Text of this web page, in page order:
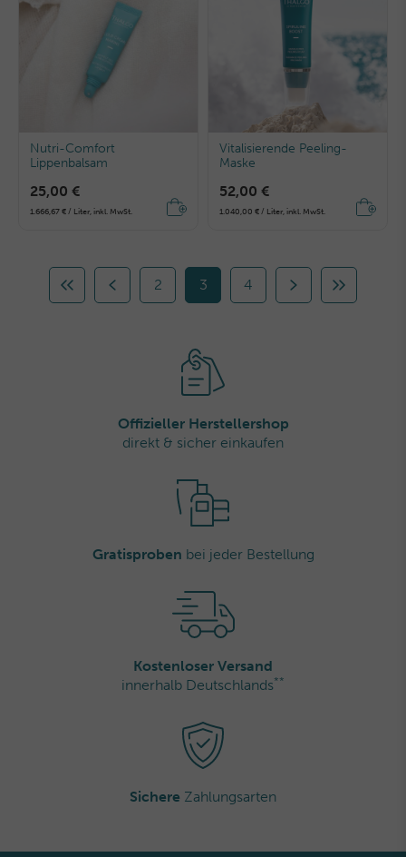
Nutri-Comfort
Lippenbalsam
25,00 €
1.666,67 € / Liter, inkl. MwSt.
Vitalisierende Peeling-
Maske
52,00 €
1.040,00 € / Liter, inkl. MwSt.
2 3 4
Offizieller Herstellershop
direkt & sicher einkaufen
Gratisproben bei jeder Bestellung
Kostenloser Versand
innerhalb Deutschlands**
Sichere Zahlungsarten